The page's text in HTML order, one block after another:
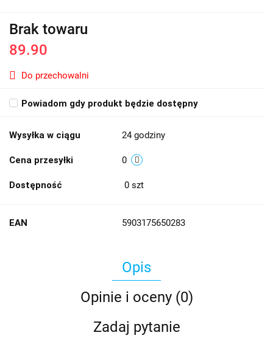
Brak towaru
89.90
Do przechowalni
Powiadom gdy produkt będzie dostępny
Wysyłka w ciągu 24 godziny
Cena przesyłki 0
Dostępność 0 szt
EAN 5903175650283
Opis
Opinie i oceny (0)
Zadaj pytanie